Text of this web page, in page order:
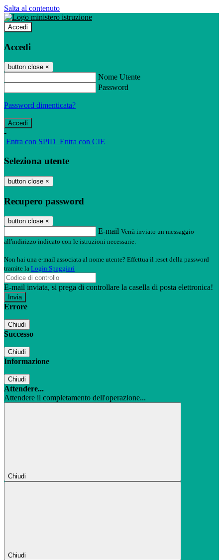
Salta al contenuto
Accedi
Accedi
button close ×
Nome Utente
Password
Password dimenticata?
-
Entra con SPID Entra con CIE
Seleziona utente
button close ×
Recupero password
button close ×
E-mail Verrà inviato un messaggio
all'indirizzo indicato con le istruzioni necessarie.
Non hai una e-mail associata al nome utente? Effettua il reset della password
tramite la Login Spaggiari
E-mail inviata, si prega di controllare la casella di posta elettronica!
Errore
Chiudi
Successo
Chiudi
Informazione
Chiudi
Attendere...
Attendere il completamento dell'operazione...
Chiudi
Chiudi